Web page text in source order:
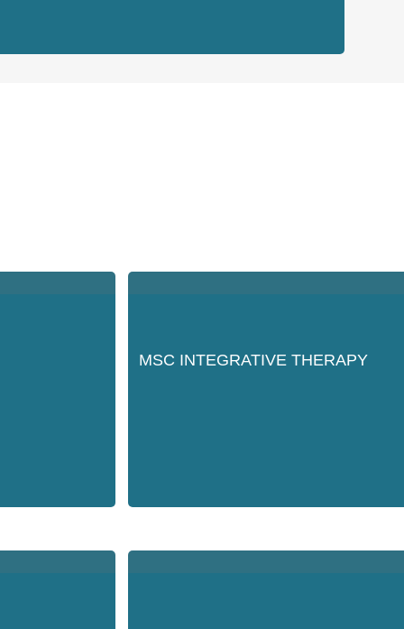
MSC INTEGRATIVE THERAPY